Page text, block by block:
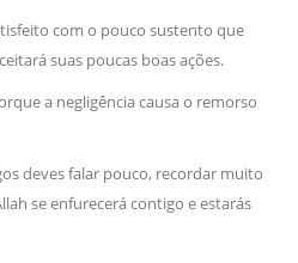
com o pouco sustento que
suas poucas boas ações.
a negligência causa o remorso
deves falar pouco, recordar muito
se enfurecerá contigo e estarás